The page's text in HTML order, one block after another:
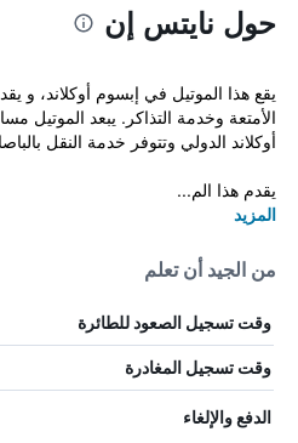
حول نايتس إن
يقع هذا الموتيل في إبسوم أوكلاند، و
أوكلاند الدولي وتتوفر خدمة النقل
يقدم هذا الم...
المزيد
من الجيد أن تعلم
وقت تسجيل الصعود للطائرة
وقت تسجيل المغادرة
الدفع والإلغاء